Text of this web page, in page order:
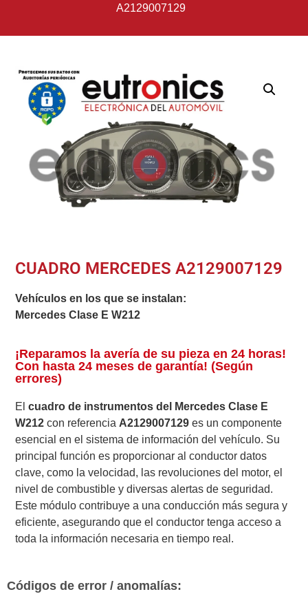
A2129007129
CUADRO MERCEDES A2129007129
Vehículos en los que se instalan:
Mercedes Clase E W212
¡Reparamos la avería de su pieza en 24 horas!
Con hasta 24 meses de garantía! (Según
errores)
Elcuadro de instrumentos del Mercedes Clase E
W212con referencia A2129007129 es un componente
esencial en el sistema de información del vehículo. Su
principal función es proporcionar al conductor datos
clave, como la velocidad, las revoluciones del motor, el
nivel de combustible y diversas alertas de seguridad.
Este módulo contribuye a una conducción más segura y
eficiente, asegurando que el conductor tenga acceso a
toda la información necesaria en tiempo real.
Códigos de error / anomalías: